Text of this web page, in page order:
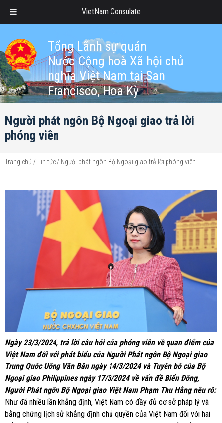
Tổng Lãnh sự quán
Nước Cộng hoà Xã hội chủ
nghĩa Việt Nam tại San
Francisco, Hoa Kỳ
Người phát ngôn Bộ Ngoại giao trả lời
phóng viên
Trang chủ /Tin tức / Người phát ngôn Bộ Ngoại giao trả lời phóng viên
Ngày 23/3/2024, trả lời câu hỏi của phóng viên về quan điểm của
Việt Nam đối với phát biểu của Người Phát ngôn Bộ Ngoại giao
Trung Quốc Uông Văn Bân ngày 14/3/2024 và Tuyên bố của Bộ
Ngoại giao Philippines ngày 17/3/2024 về vấn đề Biển Đông,
Người Phát ngôn Bộ Ngoại giao Việt Nam Phạm Thu Hằng nêu rõ:
Như đã nhiều lần khẳng định, Việt Nam có đầy đủ cơ sở pháp lý và
bằng chứng lịch sử khẳng định chủ quyền của Việt Nam đối với hai
VietNam Consulate